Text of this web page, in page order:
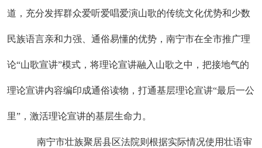
道，充分发挥群众爱听爱唱爱演山歌的传统文化优势和少数
民族语言亲和力强、通俗易懂的优势，南宁市在全市推广理
论“山歌宣讲”模式，将理论宣讲融入山歌之中，把接地气的
理论宣讲内容编印成通俗读物，打通基层理论宣讲“最后一公
里”，激活理论宣讲的基层生命力。
南宁市壮族聚居县区法院则根据实际情况使用壮语审